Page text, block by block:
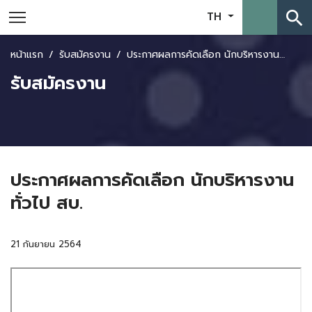
TH search
หน้าแรก รับสมัครงาน ประกาศผลการคัดเลือก นักบริหารงานทั่วไป สบ.
รับสมัครงาน
ประกาศผลการคัดเลือก นักบริหารงาน
ทั่วไป สบ.
21 กันยายน 2564